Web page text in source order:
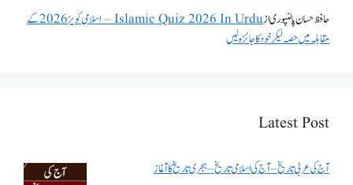
حافظ حسان پالنپوریاز
Islamic Quiz 2026 In Urdu – اسلامی کویز 2026 کے
مقابلہ میں حصہ لیکر خود کا جائزہ لیں
Latest Post
آج کی عربی تاریخ – آج کی اسلامی تاریخ – ہجری تاریخ کا آغاز